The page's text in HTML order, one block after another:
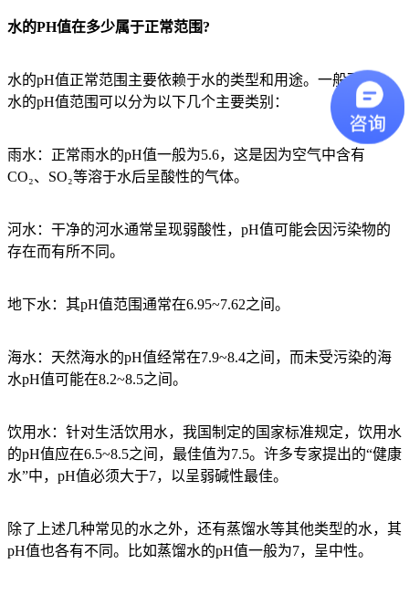
水的PH值在多少属于正常范围?
水的pH值正常范围主要依赖于水的类型和用途。一般而言，
水的pH值范围可以分为以下几个主要类别：
雨水：正常雨水的pH值一般为5.6，这是因为空气中含有
CO₂、SO₂等溶于水后呈酸性的气体。
河水：干净的河水通常呈现弱酸性，pH值可能会因污染物的
存在而有所不同。
地下水：其pH值范围通常在6.95~7.62之间。
海水：天然海水的pH值经常在7.9~8.4之间，而未受污染的海
水pH值可能在8.2~8.5之间。
饮用水：针对生活饮用水，我国制定的国家标准规定，饮用水
的pH值应在6.5~8.5之间，最佳值为7.5。许多专家提出的“健康
水”中，pH值必须大于7，以呈弱碱性最佳。
除了上述几种常见的水之外，还有蒸馏水等其他类型的水，其
pH值也各有不同。比如蒸馏水的pH值一般为7，呈中性。